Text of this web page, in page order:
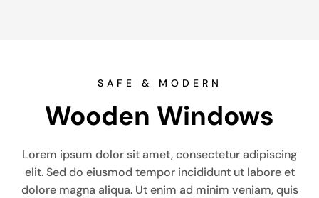
SAFE & MODERN
Wooden Windows
Lorem ipsum dolor sit amet, consectetur adipiscing
elit. Sed do eiusmod tempor incididunt ut labore et
dolore magna aliqua. Ut enim ad minim veniam, quis